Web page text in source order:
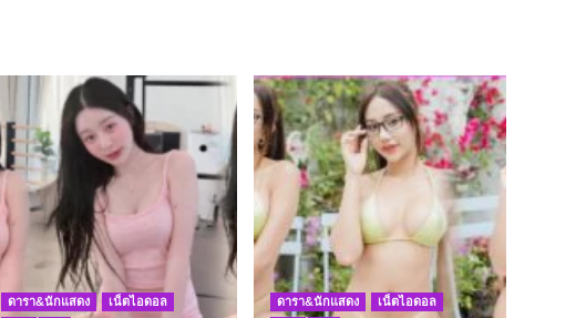
ดารา&นักแสดง
เน็ตไอดอล
ดารา&นักแสดง
เน็ตไอดอล